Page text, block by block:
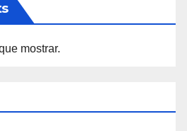
mostrar.